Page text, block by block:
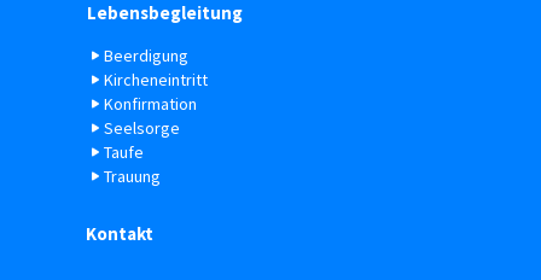
Lebensbegleitung
Beerdigung
Kircheneintritt
Konfirmation
Seelsorge
Taufe
Trauung
Kontakt